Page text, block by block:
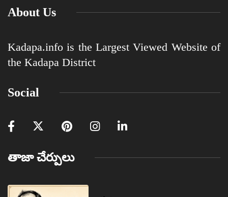
About Us
Kadapa.info is the Largest Viewed Website of
the Kadapa District
Social
తాజా చేర్పులు